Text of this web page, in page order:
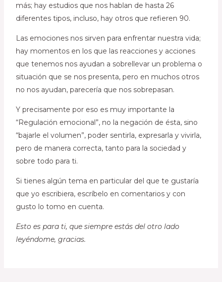
más; hay estudios que nos hablan de hasta 26
diferentes tipos, incluso, hay otros que refieren 90.
Las emociones nos sirven para enfrentar nuestra vida;
hay momentos en los que las reacciones y acciones
que tenemos nos ayudan a sobrellevar un problema o
situación que se nos presenta, pero en muchos otros
no nos ayudan, parecería que nos sobrepasan.
Y precisamente por eso es muy importante la
“Regulación emocional”, no la negación de ésta, sino
“bajarle el volumen”, poder sentirla, expresarla y vivirla,
pero de manera correcta, tanto para la sociedad y
sobre todo para ti.
Si tienes algún tema en particular del que te gustaría
que yo escribiera, escríbelo en comentarios y con
gusto lo tomo en cuenta.
Esto es para ti, que siempre estás del otro lado
leyéndome, gracias.